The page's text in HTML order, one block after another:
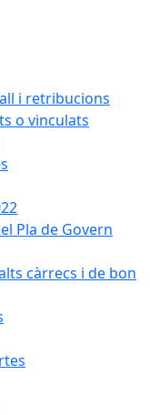
i retribucions
o vinculats
Pla de Govern
càrrecs i de bon